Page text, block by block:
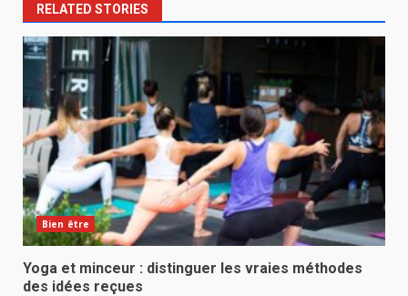
RELATED STORIES
Bien être
Yoga et minceur : distinguer les vraies méthodes
des idées reçues